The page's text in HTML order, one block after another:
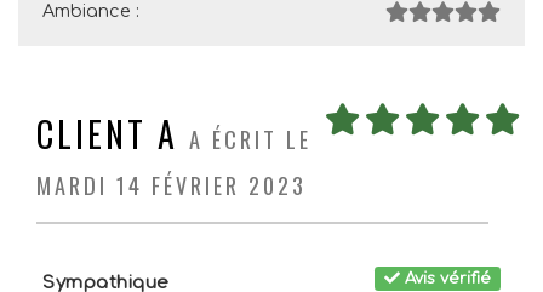
Ambiance :
CLIENT A A ÉCRIT LE
MARDI 14 FÉVRIER 2023
Avis vérifié
Sympathique